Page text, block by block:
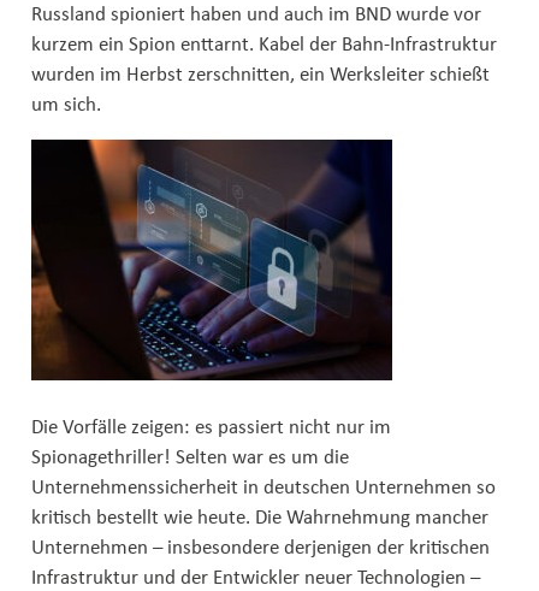
Russland spioniert haben und auch im BND wurde vor
kurzem ein Spion enttarnt. Kabel der Bahn-Infrastruktur
wurden im Herbst zerschnitten, ein Werksleiter schießt
um sich.
Die Vorfälle zeigen: es passiert nicht nur im
Spionagethriller! Selten war es um die
Unternehmenssicherheit in deutschen Unternehmen so
kritisch bestellt wie heute. Die Wahrnehmung mancher
Unternehmen – insbesondere derjenigen der kritischen
Infrastruktur und der Entwickler neuer Technologien –